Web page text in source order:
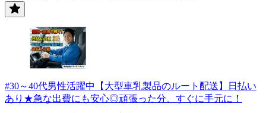
#30～40代男性活躍中【大型車乳製品のルート配送】日払い
あり★急な出費にも安心◎頑張った分、すぐに手元に！